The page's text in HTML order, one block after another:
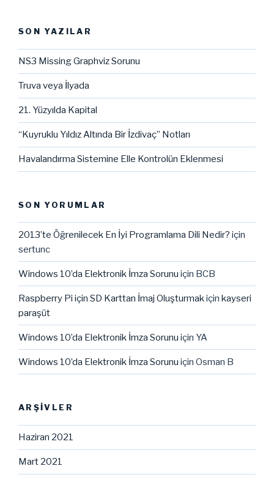
SON YAZILAR
NS3 Missing Graphviz Sorunu
Truva veya İlyada
21. Yüzyılda Kapital
“Kuyruklu Yıldız Altında Bir İzdivaç” Notları
Havalandırma Sistemine Elle Kontrolün Eklenmesi
SON YORUMLAR
2013’te Öğrenilecek En İyi Programlama Dili Nedir? için
sertunc
Windows 10’da Elektronik İmza Sorunu için BCB
Raspberry Pi için SD Karttan İmaj Oluşturmakiçin kayseri
paraşüt
Windows 10’da Elektronik İmza Sorunu için YA
Windows 10’da Elektronik İmza Sorunu için Osman B
ARŞIVLER
Haziran 2021
Mart 2021